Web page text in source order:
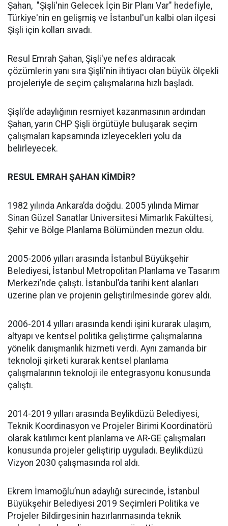
Şahan, "Şişli'nin Gelecek İçin Bir Planı Var" hedefiyle,
Türkiye'nin en gelişmiş ve İstanbul'un kalbi olan ilçesi
Şişli için kolları sıvadı.
Resul Emrah Şahan, Şişli'ye nefes aldıracak
çözümlerin yanı sıra Şişli'nin ihtiyacı olan büyük ölçekli
projeleriyle de seçim çalışmalarına hızlı başladı.
Şişli’de adaylığının resmiyet kazanmasının ardından
Şahan, yarın CHP Şişli örgütüyle buluşarak seçim
çalışmaları kapsamında izleyecekleri yolu da
belirleyecek.
RESUL EMRAH ŞAHAN KİMDİR?
1982 yılında Ankara’da doğdu. 2005 yılında Mimar
Sinan Güzel Sanatlar Üniversitesi Mimarlık Fakültesi,
Şehir ve Bölge Planlama Bölümünden mezun oldu.
2005-2006 yılları arasında İstanbul Büyükşehir
Belediyesi, İstanbul Metropolitan Planlama ve Tasarım
Merkezi’nde çalıştı. İstanbul’da tarihi kent alanları
üzerine plan ve projenin geliştirilmesinde görev aldı.
2006-2014 yılları arasında kendi işini kurarak ulaşım,
altyapı ve kentsel politika geliştirme çalışmalarına
yönelik danışmanlık hizmeti verdi. Aynı zamanda bir
teknoloji şirketi kurarak kentsel planlama
çalışmalarının teknoloji ile entegrasyonu konusunda
çalıştı.
2014-2019 yılları arasında Beylikdüzü Belediyesi,
Teknik Koordinasyon ve Projeler Birimi Koordinatörü
olarak katılımcı kent planlama ve AR-GE çalışmaları
konusunda projeler geliştirip uyguladı. Beylikdüzü
Vizyon 2030 çalışmasında rol aldı.
Ekrem İmamoğlu’nun adaylığı sürecinde, İstanbul
Büyükşehir Belediyesi 2019 Seçimleri Politika ve
Projeler Bildirgesinin hazırlanmasında teknik